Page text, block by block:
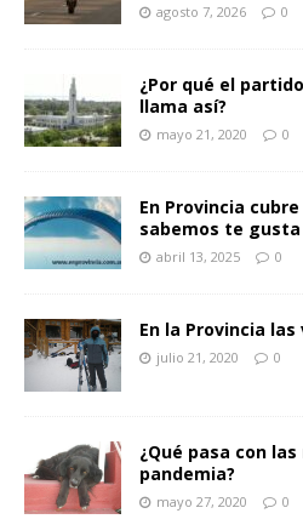
agosto 7, 2026 0
¿Por qué el
llama así?
mayo 21, 2020 0
En Provincia
sabemos te
abril 13, 2025 0
En la Provincia
julio 21, 2020 0
¿Qué pasa con
pandemia?
mayo 27, 2020 0